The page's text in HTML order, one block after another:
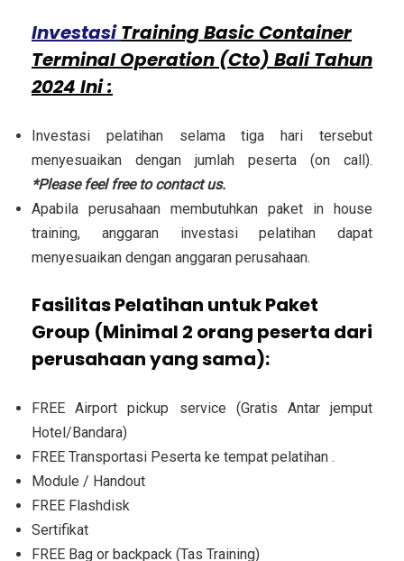
InvestasiTraining Basic Container
Terminal Operation (Cto) Bali Tahun
2024 Ini :
Investasi pelatihan selama tiga hari tersebut
menyesuaikan dengan jumlah peserta (on call).
*Please feel free to contact us.
Apabila perusahaan membutuhkan paket in house
training, anggaran investasi pelatihan dapat
menyesuaikan dengan anggaran perusahaan.
Fasilitas Pelatihan untuk Paket
Group (Minimal 2 orang peserta dari
perusahaan yang sama):
FREE Airport pickup service (Gratis Antar jemput
Hotel/Bandara)
FREE Transportasi Peserta ke tempat pelatihan .
Module / Handout
FREE Flashdisk
Sertifikat
FREE Bag or backpack (Tas Training)